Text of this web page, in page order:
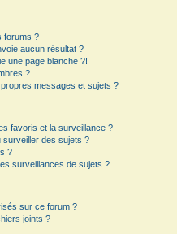
forums ?
aucun résultat ?
une page blanche ?!
?
messages et sujets ?
favoris et la surveillance ?
surveiller des sujets ?
?
surveillances de sujets ?
sur ce forum ?
joints ?